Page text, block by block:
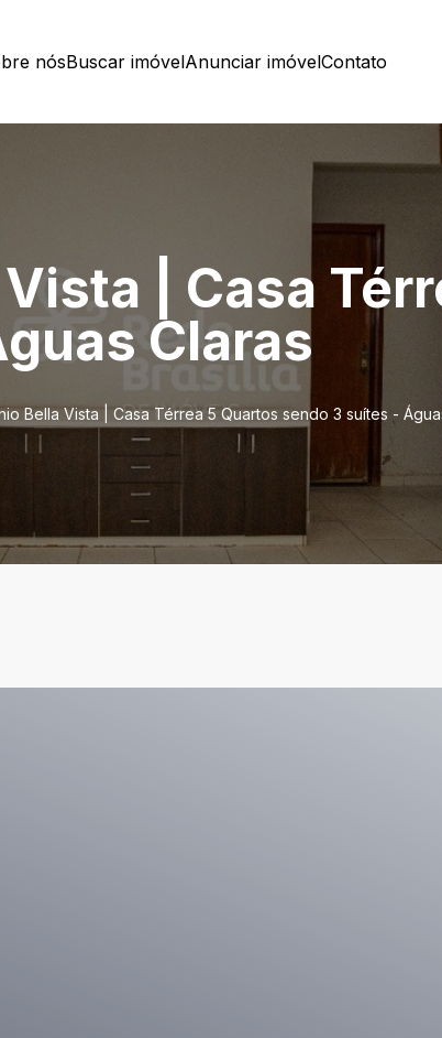
nósBuscar imóvelAnunciar imóvelContato
| Casa
Claras
Bella Vista | Casa Térrea 5 Quartos sendo 3 suítes -